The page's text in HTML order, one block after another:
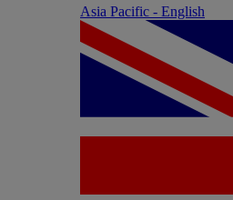
Asia Pacific - English